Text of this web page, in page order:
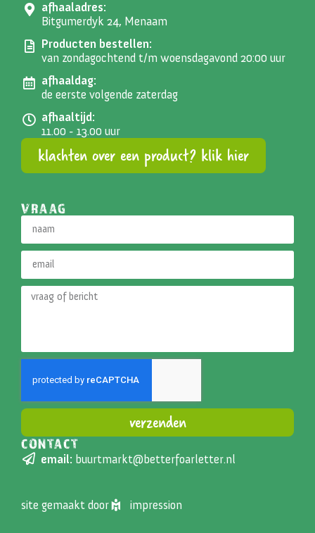
afhaaladres:
Bitgumerdyk 24, Menaam
Producten bestellen:
van zondagochtend t/m woensdagavond 20:00 uur
afhaaldag:
de eerste volgende zaterdag
afhaaltijd:
11.00 - 13.00 uur
klachten over een product? klik hier
VRAAG
verzenden
Alternative:
CONTACT
email: buurtmarkt@betterfoarletter.nl
site gemaakt door impression